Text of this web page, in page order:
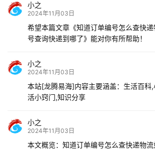
小之
2024年11月03日
希望本篇文章《知道订单编号怎么查快
号查询快递到哪了》能对你有所帮助！
小之
2024年11月03日
本站[龙腾易海]内容主要涵盖：生活百科,
活小窍门,知识分享
小之
2024年11月03日
本文概览：知道订单编号怎么查快递物